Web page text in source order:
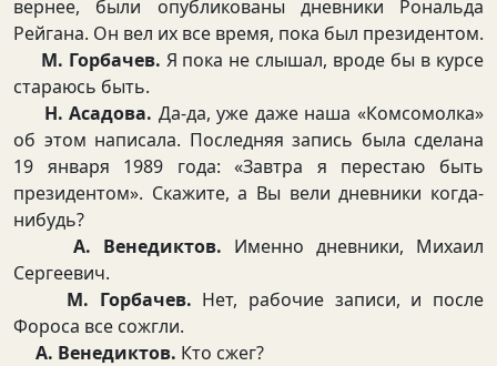
вернее, были опубликованы дневники Рональда
Рейгана. Он вел их все время, пока был президентом.
М. Горбачев. Я пока не слышал, вроде бы в курсе
стараюсь быть.
Н. Асадова. Да-да, уже даже наша «Комсомолка»
об этом написала. Последняя запись была сделана
19 января 1989 года: «Завтра я перестаю быть
президентом». Скажите, а Вы вели дневники когда-
нибудь?
А. Венедиктов. Именно дневники, Михаил
Сергеевич.
М. Горбачев. Нет, рабочие записи, и после
Фороса все сожгли.
А. Венедиктов. Кто сжег?